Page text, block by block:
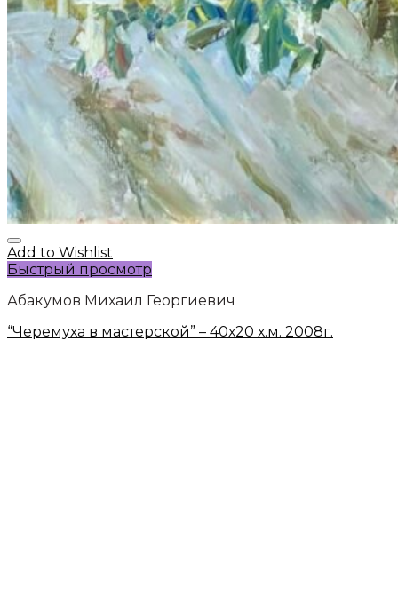
Add to Wishlist
Быстрый просмотр
Абакумов Михаил Георгиевич
“Черемуха в мастерской” – 40х20 х.м. 2008г.